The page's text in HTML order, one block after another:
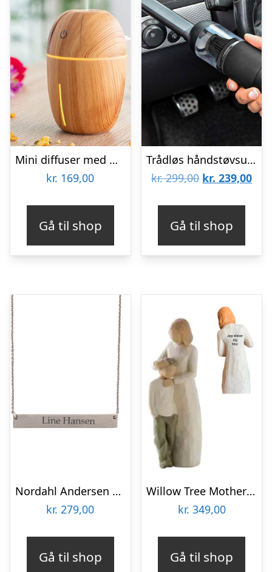
Mini diffuser med mulighed for aroma – honey pine look
kr. 169,00
Gå til shop
Trådløs håndstøvsuger til bilen
kr.299,00 Den
kr. 299,00.
kr. 239,00Den
kr.
Gå til shop
Nordahl Andersen Plade halskæde
kr. 279,00
Gå til shop
Willow Tree Mother and Son
kr. 349,00
Gå til shop